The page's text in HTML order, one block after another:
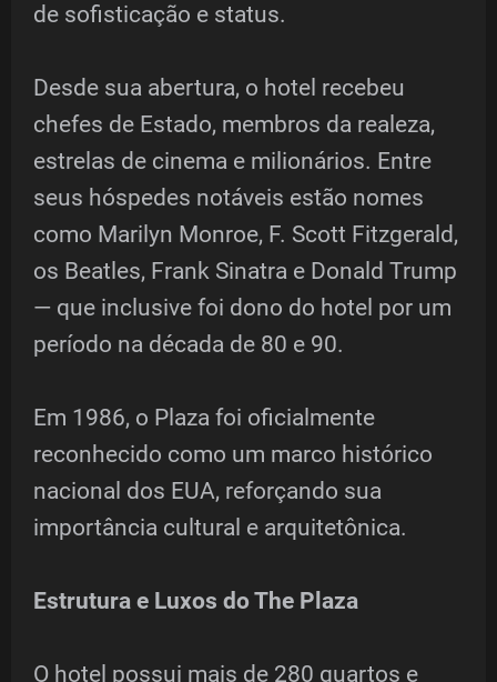
de sofisticação e status.
Desde sua abertura, o hotel recebeu
chefes de Estado, membros da realeza,
estrelas de cinema e milionários. Entre
seus hóspedes notáveis estão nomes
como Marilyn Monroe, F. Scott Fitzgerald,
os Beatles, Frank Sinatra e Donald Trump
— que inclusive foi dono do hotel por um
período na década de 80 e 90.
Em 1986, o Plaza foi oficialmente
reconhecido como um marco histórico
nacional dos EUA, reforçando sua
importância cultural e arquitetônica.
Estrutura e Luxos do The Plaza
O hotel possui mais de 280 quartos e